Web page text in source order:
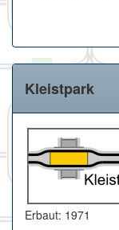
Kleistpark
Erbaut: 1971